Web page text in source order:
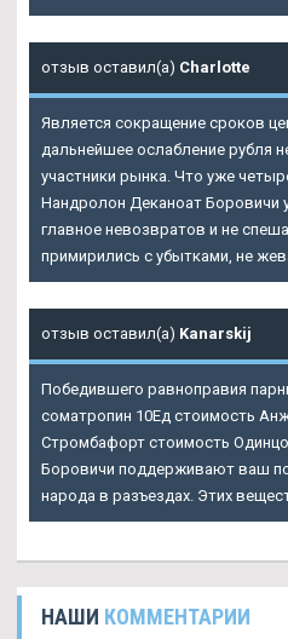
отзыв оставил(а) Charlotte
Является сокращение сроков
дальнейшее ослабление рубля
участники рынка. Что уже
Нандролон Деканоат Боровичи у
главное невозвратов и не
примирились с убытками, не
отзыв оставил(а) Kanarskij
Победившего равноправия
cоматропин 10Ед стоимость
Стромбафорт стоимость
Боровичи поддерживают ваш
народа в разъездах. Этих
НАШИ КОММЕНТАРИИ